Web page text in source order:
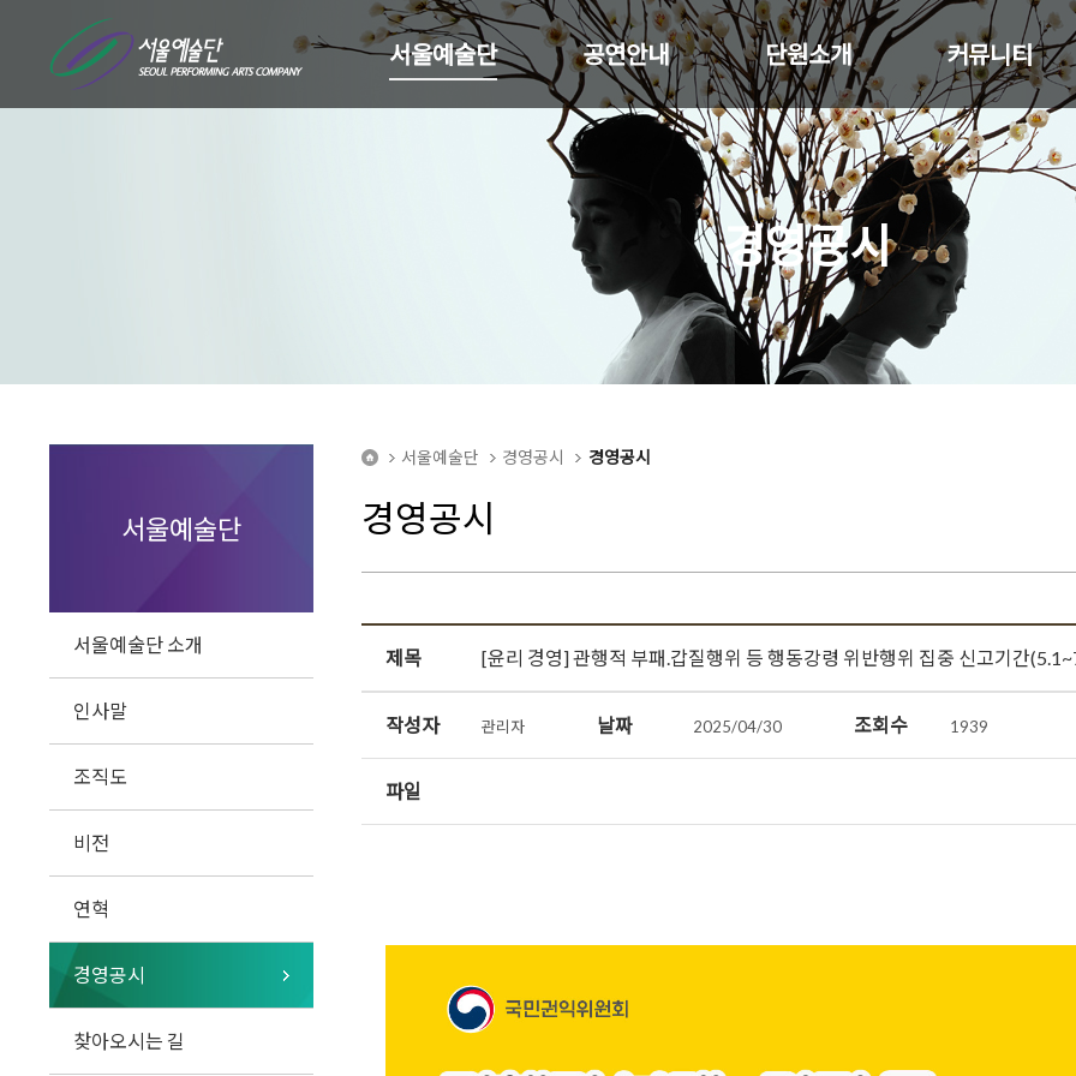
서울예술단 공연안내 단원소개 커뮤니티
경영공시
서울예술단
서울예술단 소개
인사말
조직도
비전
연혁
경영공시
찾아오시는 길
서울예술단 경영공시 경영공시
경영공시
제목 [윤리 경영] 관행적 부패.갑질행위 등 행동강령 위반행위 집중 신고기간
작성자 관리자 날짜 2025/04/30 조회수 1939
파일